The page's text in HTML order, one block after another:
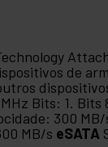
de
Bits: 1. Bits
300
MB/s eSATA